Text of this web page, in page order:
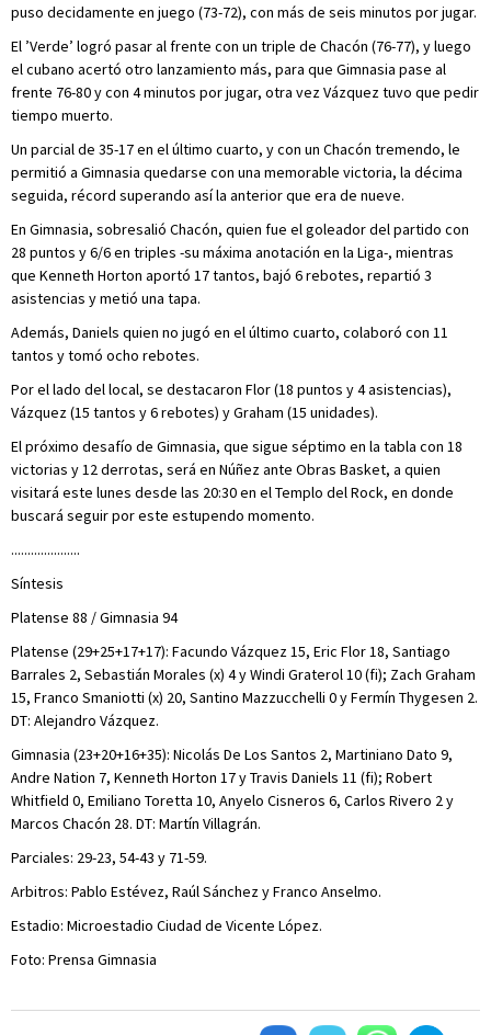
puso decidamente en juego (73-72), con más de seis minutos por jugar.
El ’Verde’ logró pasar al frente con un triple de Chacón (76-77), y luego
el cubano acertó otro lanzamiento más, para que Gimnasia pase al
frente 76-80 y con 4 minutos por jugar, otra vez Vázquez tuvo que pedir
tiempo muerto.
Un parcial de 35-17 en el último cuarto, y con un Chacón tremendo, le
permitió a Gimnasia quedarse con una memorable victoria, la décima
seguida, récord superando así la anterior que era de nueve.
En Gimnasia, sobresalió Chacón, quien fue el goleador del partido con
28 puntos y 6/6 en triples -su máxima anotación en la Liga-, mientras
que Kenneth Horton aportó 17 tantos, bajó 6 rebotes, repartió 3
asistencias y metió una tapa.
Además, Daniels quien no jugó en el último cuarto, colaboró con 11
tantos y tomó ocho rebotes.
Por el lado del local, se destacaron Flor (18 puntos y 4 asistencias),
Vázquez (15 tantos y 6 rebotes) y Graham (15 unidades).
El próximo desafío de Gimnasia, que sigue séptimo en la tabla con 18
victorias y 12 derrotas, será en Núñez ante Obras Basket, a quien
visitará este lunes desde las 20:30 en el Templo del Rock, en donde
buscará seguir por este estupendo momento.
.....................
Síntesis
Platense 88 / Gimnasia 94
Platense (29+25+17+17): Facundo Vázquez 15, Eric Flor 18, Santiago
Barrales 2, Sebastián Morales (x) 4 y Windi Graterol 10 (fi); Zach Graham
15, Franco Smaniotti (x) 20, Santino Mazzucchelli 0 y Fermín Thygesen 2.
DT: Alejandro Vázquez.
Gimnasia (23+20+16+35): Nicolás De Los Santos 2, Martiniano Dato 9,
Andre Nation 7, Kenneth Horton 17 y Travis Daniels 11 (fi); Robert
Whitfield 0, Emiliano Toretta 10, Anyelo Cisneros 6, Carlos Rivero 2 y
Marcos Chacón 28. DT: Martín Villagrán.
Parciales: 29-23, 54-43 y 71-59.
Arbitros: Pablo Estévez, Raúl Sánchez y Franco Anselmo.
Estadio: Microestadio Ciudad de Vicente López.
Foto: Prensa Gimnasia